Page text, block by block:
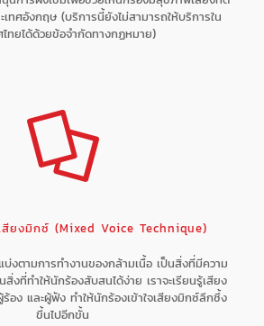
ทศอังกฤษ (บริการนี้ยังไม่สามารถให้บริการใน
ไทยได้ด้วยข้อจำกัดทางกฏหมาย)
สียงมิกซ์ (Mixed Voice Technique)
งตามการทำงานของกล้ามเนื้อ เป็นสิ่งที่มีความ
งที่ทำให้นักร้องสับสนได้ง่าย เราจะเรียนรู้เสียง
อง และผู้ฟัง ทำให้นักร้องเข้าใจเสียงมิกซ์ลึกซึ้ง
ขึ้นไปอีกขั้น